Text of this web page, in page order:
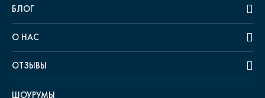
БЛОГ
О НАС
ОТЗЫВЫ
ШОУРУМЫ